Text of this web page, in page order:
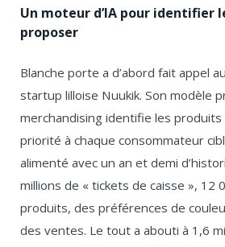
Un moteur d’IA pour identifier
proposer
Blanche porte a d’abord fait appel
startup lilloise Nuukik. Son modèle
merchandising identifie les
priorité à chaque consommateur
alimenté avec un an et demi
millions de « tickets de caisse », 12
produits, des préférences de
des ventes. Le tout a abouti à 1,6